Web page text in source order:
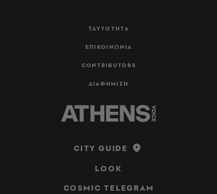
ΤΑΥΤΟΤΗΤΑ
ΕΠΙΚΟΙΝΩΝΙΑ
CONTRIBUTORS
ΔΙΑΦΗΜΙΣΗ
CITY GUIDE
LOOK
COSMIC TELEGRAM